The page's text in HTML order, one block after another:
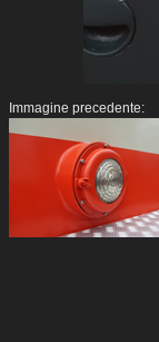
Immagine precedente: